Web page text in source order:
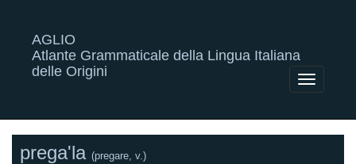
AGLIO
Atlante Grammaticale della Lingua Italiana
delle Origini
Toggle
prega'la (pregare, v.)